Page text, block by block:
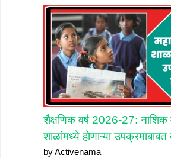
शैक्षणिक वर्ष 2026-27: नाशिक
शाळांमध्ये होणाऱ्या
by Activenama